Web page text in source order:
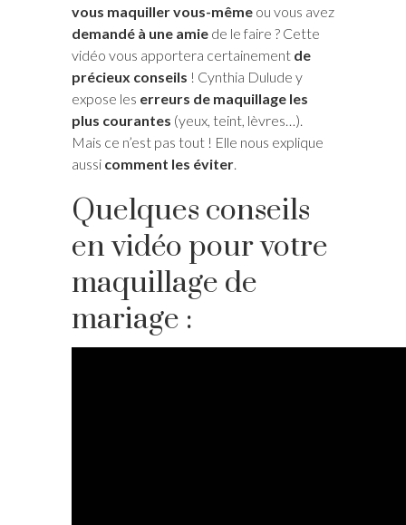
vous maquiller vous-même ou vous avez
demandé à une amie de le faire ? Cette
vidéo vous apportera certainement de
précieux conseils ! Cynthia Dulude y
expose les erreurs de maquillage les
plus courantes (yeux, teint, lèvres…).
Mais ce n’est pas tout ! Elle nous explique
aussi comment les éviter.
Quelques conseils
en vidéo pour votre
maquillage de
mariage :